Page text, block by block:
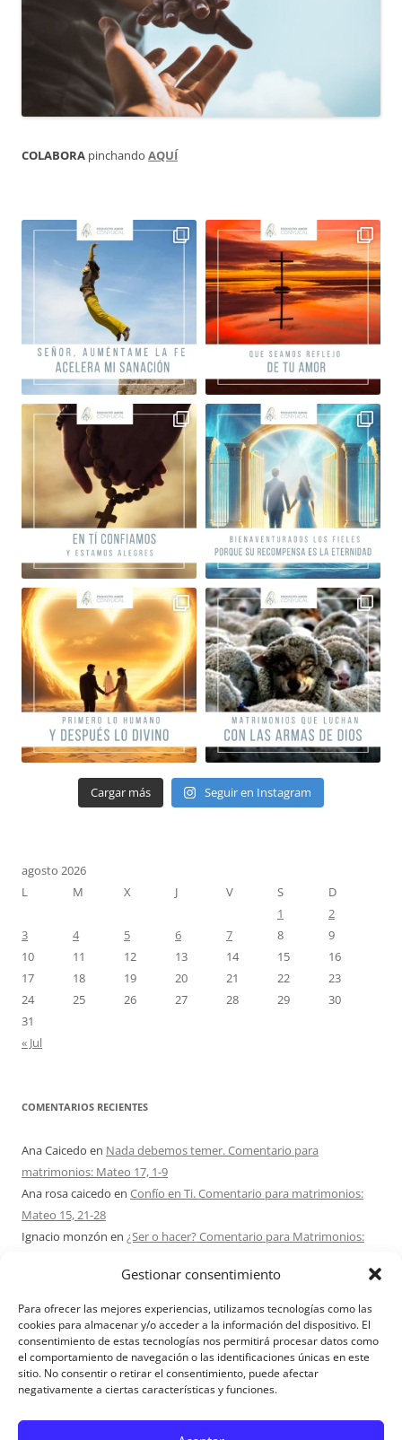
Gestionar consentimiento
Para ofrecer las mejores experiencias, utilizamos tecnologías como las
cookies para almacenar y/o acceder a la información del dispositivo. El
consentimiento de estas tecnologías nos permitirá procesar datos como
el comportamiento de navegación o las identificaciones únicas en este
sitio. No consentir o retirar el consentimiento, puede afectar
negativamente a ciertas características y funciones.
COLABORA pinchando AQUÍ
Cargar más Seguir en Instagram
agosto 2026
L
M X J V S
D
1
2
3
4 5 6 7 8
9
10
11 12 13 14 15
16
17
18 19 20 21 22
23
24
25 26 27 28 29
30
31
« Jul
COMENTARIOS RECIENTES
Ana Caicedo en Nada debemos temer. Comentario para
matrimonios: Mateo 17, 1-9
Ana rosa caicedo en Confío en Ti. Comentario para matrimonios:
Mateo 15, 21-28
Ignacio monzón en ¿Ser o hacer? Comentario para Matrimonios:
Maria Asuncion Herrero Mendezen¿Ser o hacer? Comentario para
Matrimonios: Mateo 15, 1-2. 10-14
Sandra Karina SolomitaenRETIRO MATRIMONIOS BUENOS AIRES
7 – 9 AGOSTO 2026